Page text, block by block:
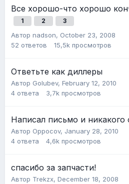
Все хорошо-что хорошо
1 2 3
Автор nadson, October 23, 2008
52 ответов 15,5k просмотров
Ответьте как диллеры
Автор Golubev, February 12, 2010
4 ответа 3,7k просмотров
Написал письмо и никакого
Автор Oppocov, January 28, 2010
4 ответа 4,6k просмотров
спасибо за запчасти!
Автор Trekzx, December 18, 2008